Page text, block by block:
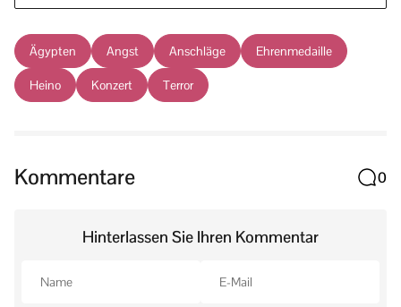
Ägypten Angst Anschläge Ehrenmedaille
Heino Konzert Terror
Kommentare 0
Hinterlassen Sie Ihren Kommentar